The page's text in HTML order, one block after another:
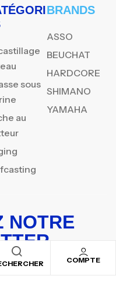
COMPTE
sous
au
BRANDS
ASSO
BEUCHAT
HARDCORE
SHIMANO
YAMAHA
NOTRE
nos offres spéciales